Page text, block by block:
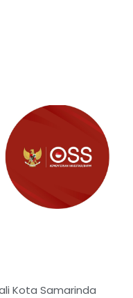
Kota Samarinda